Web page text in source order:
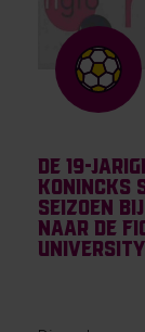
De 19-
Konincks
seizoen
naar de